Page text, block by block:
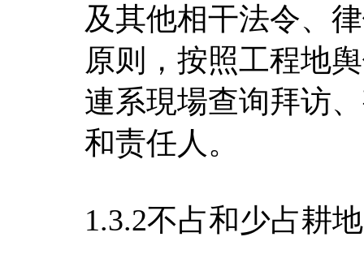
及其他相干法令、
原则，按照工程地
連系現場查询拜访
和责任人。
1.3.2不占和少占耕